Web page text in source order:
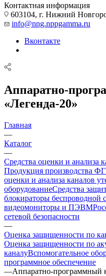
Контактная информация
603104, г. Нижний
info@nng.nppgamma.ru
Вконтакте
Аппаратно-
«Легенда-20»
Главная
—
Каталог
—
Средства оценки и анализа
Продукция производства
оценки и анализа каналов
оборудованиеСредства
блокираторы беспроводной
видеомониторы и ПЭВМ
сетевой безопасности
—
Оценка защищенности по
Оценка защищенности по
каналуВспомогательное
программное обеспечение
—Аппаратно-программный